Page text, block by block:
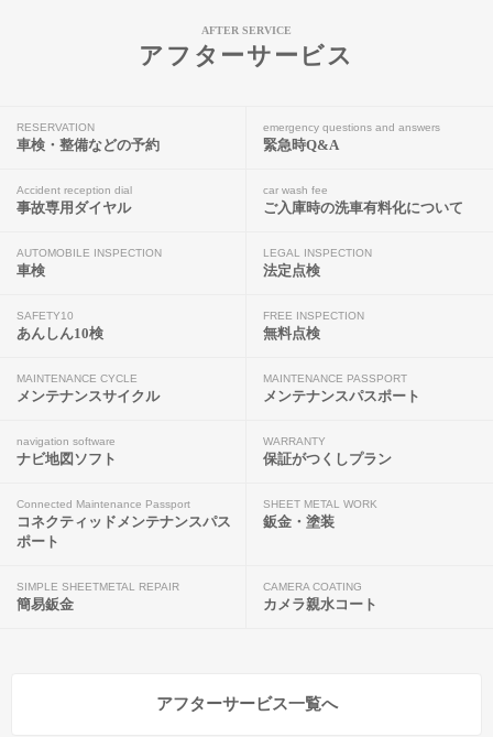
AFTER SERVICE
アフターサービス
RESERVATION
車検・整備などの予約
emergency questions and answers
緊急時Q&A
Accident reception dial
事故専用ダイヤル
car wash fee
ご入庫時の洗車有料化について
AUTOMOBILE INSPECTION
車検
LEGAL INSPECTION
法定点検
SAFETY10
あんしん10検
FREE INSPECTION
無料点検
MAINTENANCE CYCLE
メンテナンスサイクル
MAINTENANCE PASSPORT
メンテナンスパスポート
navigation software
ナビ地図ソフト
WARRANTY
保証がつくしプラン
Connected Maintenance Passport
コネクティッドメンテナンスパス
ポート
SHEET METAL WORK
鈑金・塗装
SIMPLE SHEETMETAL REPAIR
簡易鈑金
CAMERA COATING
カメラ親水コート
アフターサービス一覧へ